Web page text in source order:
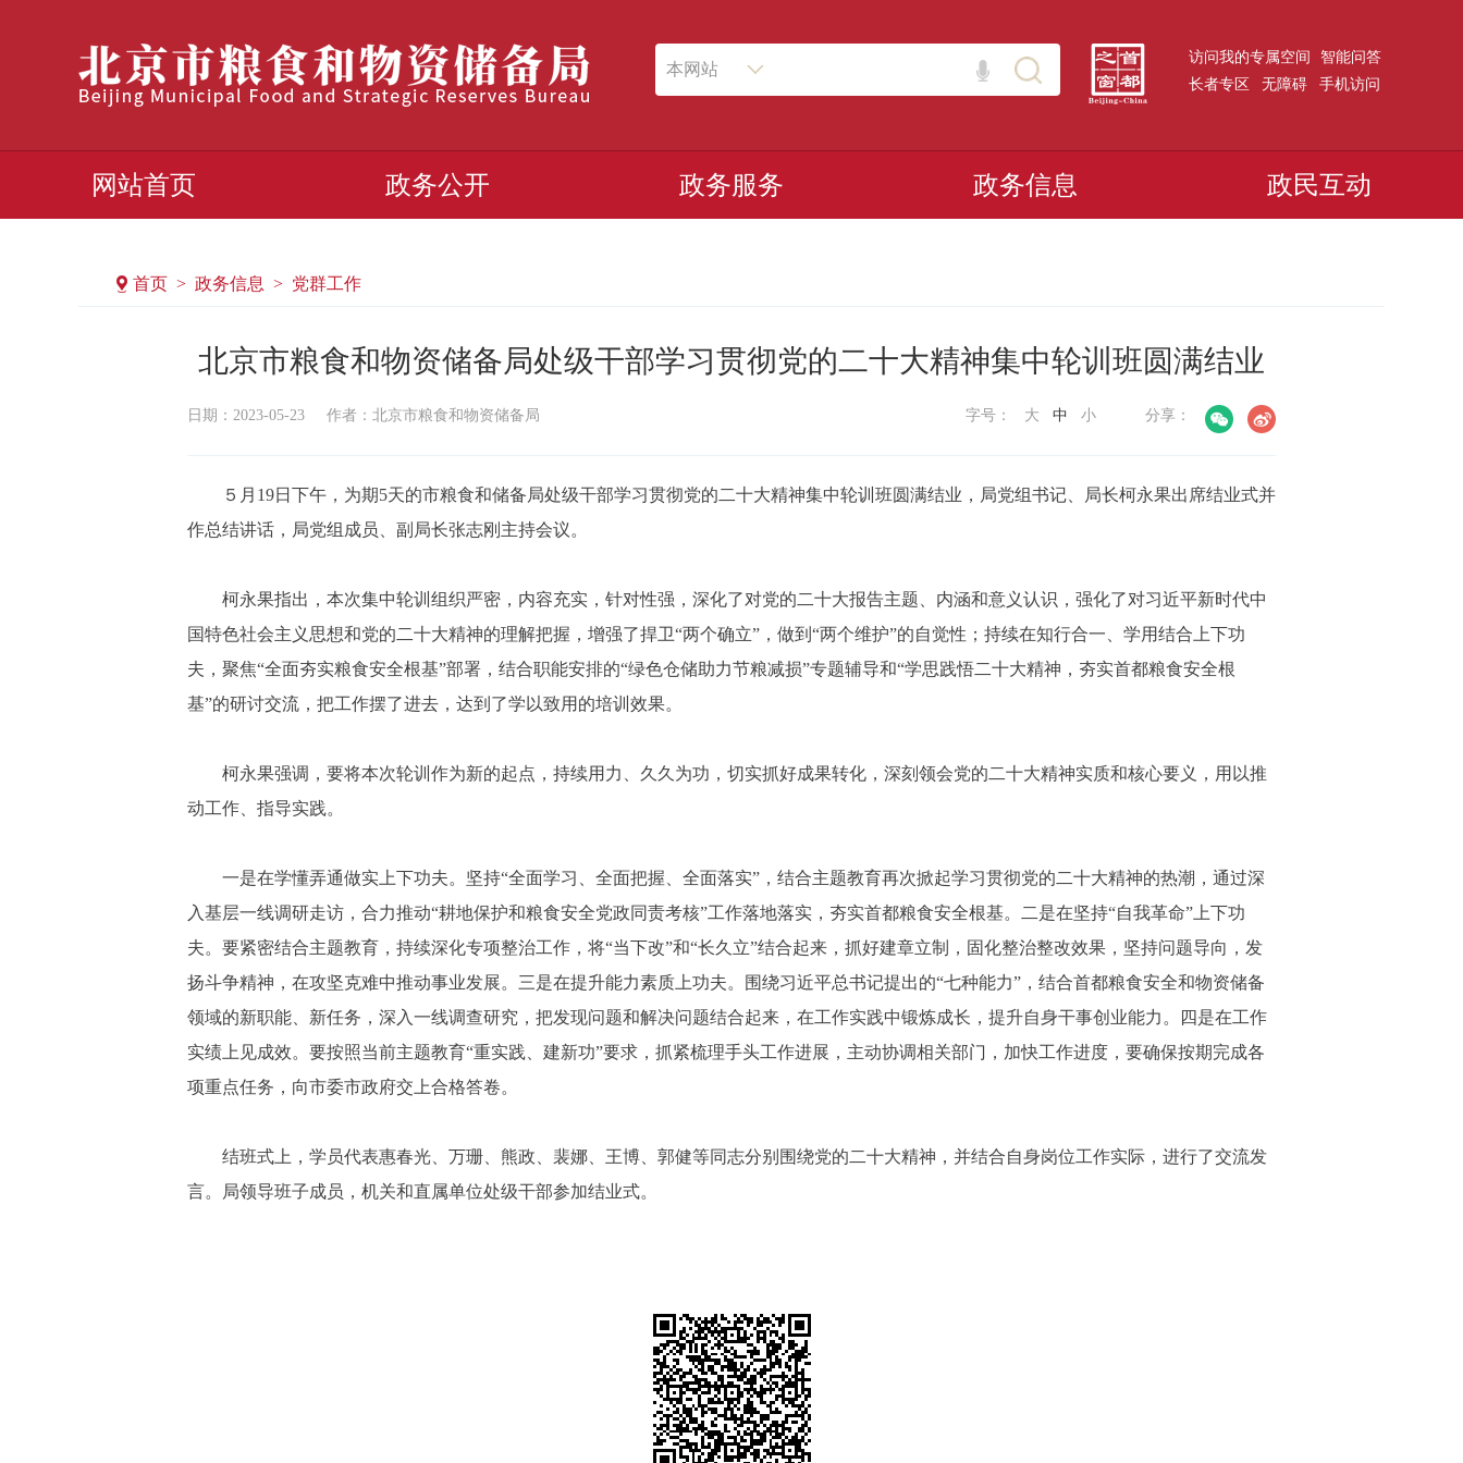
本网站
访问我的专属空间
智能问答
长者专区
无障碍 手机访问
网站首页 政务公开 政务服务 政务信息 政民互动
首页 > 政务信息 > 党群工作
北京市粮食和物资储备局处级干部学习贯彻党的二十大精神集中轮训班圆满结业
日期：2023-05-23 作者：北京市粮食和物资储备局 分享：
字号： 大 中 小
５月19日下午，为期5天的市粮食和储备局处级干部学习贯彻党的二十大精神集中轮训班圆满结业，局党组书记、局长柯永果出席结业式并
作总结讲话，局党组成员、副局长张志刚主持会议。
柯永果指出，本次集中轮训组织严密，内容充实，针对性强，深化了对党的二十大报告主题、内涵和意义认识，强化了对习近平新时代中
国特色社会主义思想和党的二十大精神的理解把握，增强了捍卫“两个确立”，做到“两个维护”的自觉性；持续在知行合一、学用结合上下功
夫，聚焦“全面夯实粮食安全根基”部署，结合职能安排的“绿色仓储助力节粮减损”专题辅导和“学思践悟二十大精神，夯实首都粮食安全根
基”的研讨交流，把工作摆了进去，达到了学以致用的培训效果。
柯永果强调，要将本次轮训作为新的起点，持续用力、久久为功，切实抓好成果转化，深刻领会党的二十大精神实质和核心要义，用以推
动工作、指导实践。
一是在学懂弄通做实上下功夫。坚持“全面学习、全面把握、全面落实”，结合主题教育再次掀起学习贯彻党的二十大精神的热潮，通过深
入基层一线调研走访，合力推动“耕地保护和粮食安全党政同责考核”工作落地落实，夯实首都粮食安全根基。二是在坚持“自我革命”上下功
夫。要紧密结合主题教育，持续深化专项整治工作，将“当下改”和“长久立”结合起来，抓好建章立制，固化整治整改效果，坚持问题导向，发
扬斗争精神，在攻坚克难中推动事业发展。三是在提升能力素质上功夫。围绕习近平总书记提出的“七种能力”，结合首都粮食安全和物资储备
领域的新职能、新任务，深入一线调查研究，把发现问题和解决问题结合起来，在工作实践中锻炼成长，提升自身干事创业能力。四是在工作
实绩上见成效。要按照当前主题教育“重实践、建新功”要求，抓紧梳理手头工作进展，主动协调相关部门，加快工作进度，要确保按期完成各
项重点任务，向市委市政府交上合格答卷。
结班式上，学员代表惠春光、万珊、熊政、裴娜、王博、郭健等同志分别围绕党的二十大精神，并结合自身岗位工作实际，进行了交流发
言。局领导班子成员，机关和直属单位处级干部参加结业式。